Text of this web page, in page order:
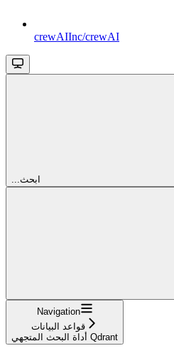
crewAIInc/crewAI
...ابحث
Navigation
قواعد البيانات
أداة البحث المتجهي Qdrant